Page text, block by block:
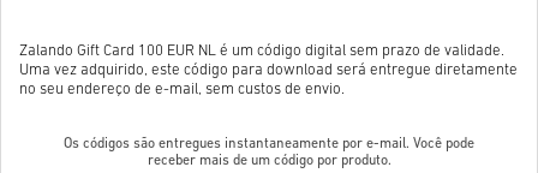
Zalando Gift Card 100 EUR NL é um código digital sem prazo de validade.
Uma vez adquirido, este código para download será entregue diretamente
no seu endereço de e-mail, sem custos de envio.
Os códigos são entregues instantaneamente por e-mail. Você pode
receber mais de um código por produto.